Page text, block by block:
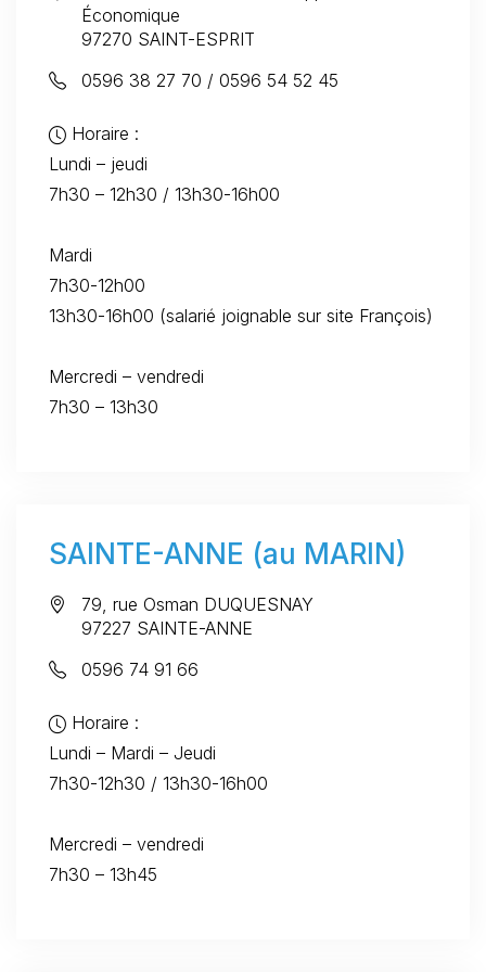
Économique
97270 SAINT-ESPRIT
0596 38 27 70 / 0596 54 52 45
Horaire :
Lundi – jeudi
7h30 – 12h30 / 13h30-16h00
Mardi
7h30-12h00
13h30-16h00 (salarié joignable sur site François)
Mercredi – vendredi
7h30 – 13h30
SAINTE-ANNE (au MARIN)
79, rue Osman DUQUESNAY
97227 SAINTE-ANNE
0596 74 91 66
Horaire :
Lundi – Mardi – Jeudi
7h30-12h30 / 13h30-16h00
Mercredi – vendredi
7h30 – 13h45